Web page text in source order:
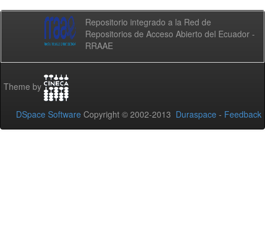
Repositorio integrado a la Red de
Repositorios de Acceso Abierto del Ecuador -
RRAAE
Theme by
DSpace Software Copyright © 2002-2013 Duraspace - Feedback